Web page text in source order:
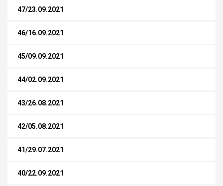
47/23.09.2021
46/16.09.2021
45/09.09.2021
44/02.09.2021
43/26.08.2021
42/05.08.2021
41/29.07.2021
40/22.09.2021